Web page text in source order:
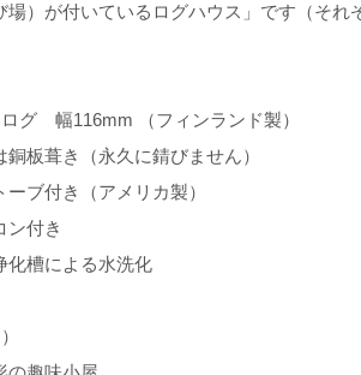
場）が付いているログハウス」です（それ
幅116mm （フィンランド製）
（永久に錆びません）
（アメリカ製）
き
よる水洗化